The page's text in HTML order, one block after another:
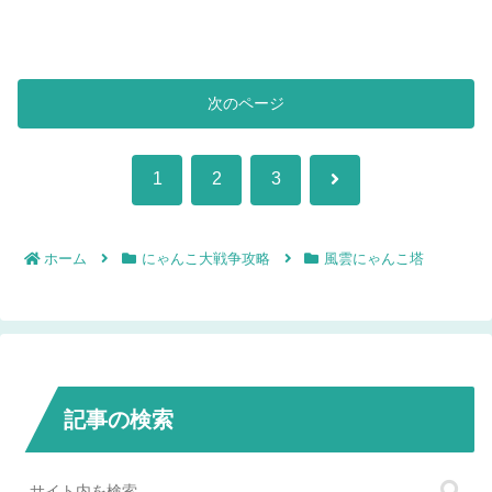
次のページ
1 2 3 次
ホーム にゃんこ大戦争攻略 風雲にゃんこ塔
記事の検索